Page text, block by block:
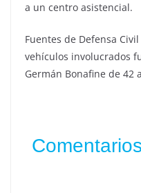
a un centro asistencial.
Fuentes de Defensa
vehículos involucrados
Germán Bonafine de 42
Comentarios